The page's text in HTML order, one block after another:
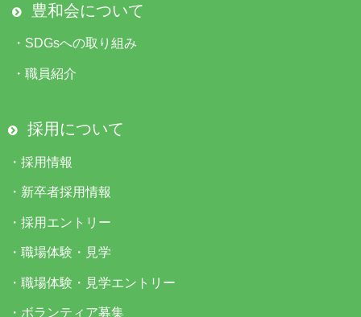
豊和会について
・ SDGsへの取り組み
・ 職員紹介
採用について
・ 採用情報
・ 新卒者採用情報
・ 採用エントリー
・ 職場体験・見学
・ 職場体験・見学エントリー
・ ボランティア募集